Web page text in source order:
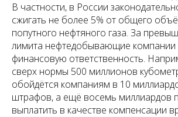
В частности, в России
сжигать не более 5% от общего
попутного нефтяного газа. За
лимита нефтедобывающие компании
финансовую ответственность.
сверх нормы 500 миллионов
обойдётся компаниям в 10
штрафов, а ещё восемь миллиардов
выплатить в качестве компенсации